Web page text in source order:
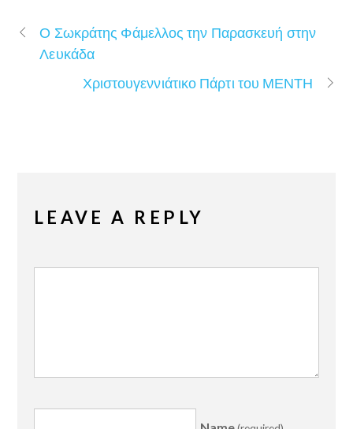
Ο Σωκράτης Φάμελλος την Παρασκευή στην
Λευκάδα
Χριστουγεννιάτικο Πάρτι του ΜΕΝΤΗ
LEAVE A REPLY